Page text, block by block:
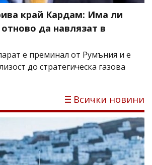
край Кардам: Има ли
да навлязат в
е преминал от Румъния и е
до стратегическа газова
Всички новини